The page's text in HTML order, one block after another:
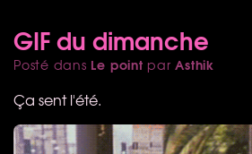
GIF du dimanche
Posté dans Le point parAsthik
Ça sent l'été.